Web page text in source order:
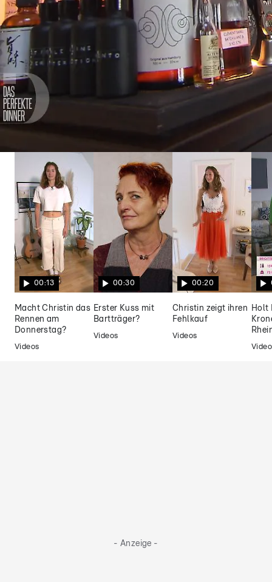
Das perfekte Dinner
Alkoholrekord? Frederiks
Flaschensammlung stiehlt dem Menü die
Show
00:13
Macht Christin das
Rennen am
Donnerstag?
Videos
00:30
Erster Kuss mit
Bartträger?
Videos
00:20
Christin zeigt ihren
Fehlkauf
Videos
Holt
- Anzeige -